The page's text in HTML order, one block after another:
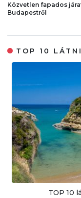
Közvetlen fapados
Budapestről
TOP 10
TOP 10